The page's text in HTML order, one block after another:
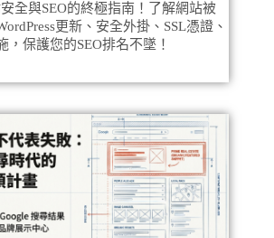
安全與SEO的終極指南！了解網站被
更新、安全外掛、SSL憑證、
，保護您的SEO排名不墜！